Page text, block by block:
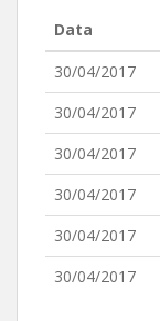
Data
30/04/2017
30/04/2017
30/04/2017
30/04/2017
30/04/2017
30/04/2017